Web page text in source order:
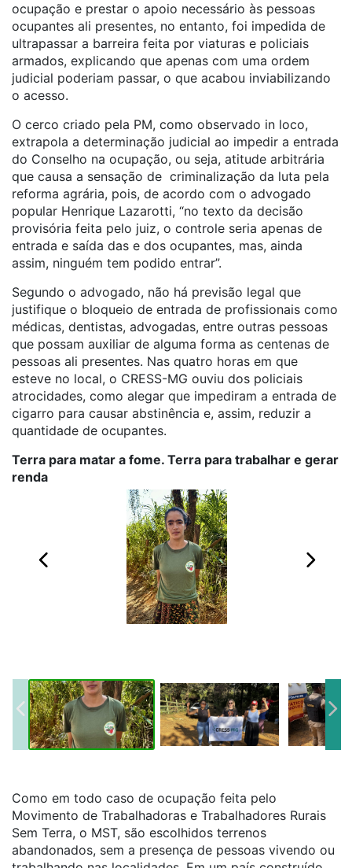
ocupação e prestar o apoio necessário às pessoas
ocupantes ali presentes, no entanto, foi impedida de
ultrapassar a barreira feita por viaturas e policiais
armados, explicando que apenas com uma ordem
judicial poderiam passar, o que acabou inviabilizando
o acesso.
O cerco criado pela PM, como observado in loco,
extrapola a determinação judicial ao impedir a entrada
do Conselho na ocupação, ou seja, atitude arbitrária
que causa a sensação de criminalização da luta pela
reforma agrária, pois, de acordo com o advogado
popular Henrique Lazarotti, “no texto da decisão
provisória feita pelo juiz, o controle seria apenas de
entrada e saída das e dos ocupantes, mas, ainda
assim, ninguém tem podido entrar”.
Segundo o advogado, não há previsão legal que
justifique o bloqueio de entrada de profissionais como
médicas, dentistas, advogadas, entre outras pessoas
que possam auxiliar de alguma forma as centenas de
pessoas ali presentes. Nas quatro horas em que
esteve no local, o CRESS-MG ouviu dos policiais
atrocidades, como alegar que impediram a entrada de
cigarro para causar abstinência e, assim, reduzir a
quantidade de ocupantes.
Terra para matar a fome. Terra para trabalhar e gerar
renda
Como em todo caso de ocupação feita pelo
Movimento de Trabalhadoras e Trabalhadores Rurais
Sem Terra, o MST, são escolhidos terrenos
abandonados, sem a presença de pessoas vivendo ou